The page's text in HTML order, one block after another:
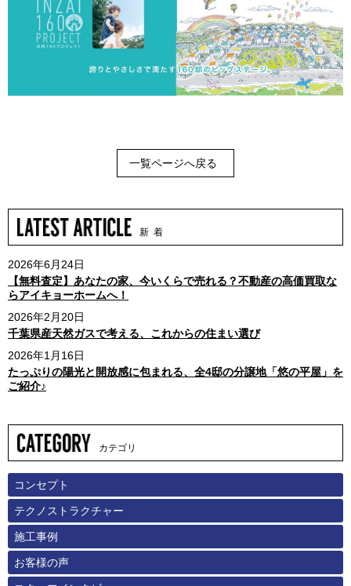
一覧ページへ戻る
新 着
2026年6月24日
【無料査定】あなたの家、今いくらで売れる？不動産の高価買取な
らアイキョーホームへ！
2026年2月20日
千葉県産天然ガスで考える、これからの住まい選び
2026年1月16日
たっぷりの陽光と開放感に包まれる、全4邸の分譲地「悠の平屋」を
ご紹介♪
カテゴリ
コンセプト
テクノストラクチャー
施工事例
お客様の声